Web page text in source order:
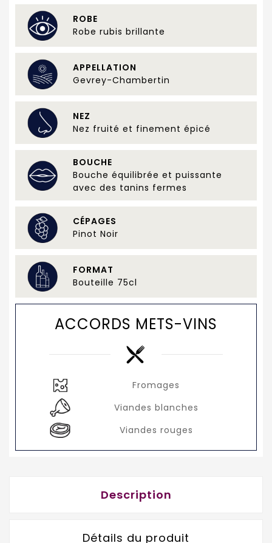
ROBE
Robe rubis brillante
APPELLATION
Gevrey-Chambertin
NEZ
Nez fruité et finement épicé
BOUCHE
Bouche équilibrée et puissante
avec des tanins fermes
CÉPAGES
Pinot Noir
FORMAT
Bouteille 75cl
ACCORDS METS-VINS
Fromages
Viandes blanches
Viandes rouges
Description
Détails du produit